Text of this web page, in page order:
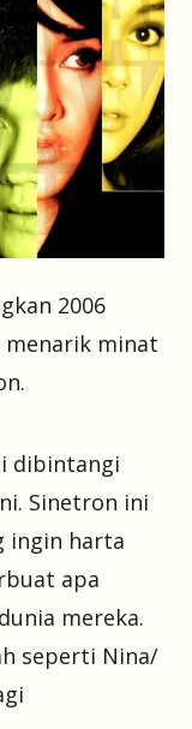
2006
menarik minat
dibintangi
Sinetron ini
ingin harta
apa
mereka.
seperti Nina/